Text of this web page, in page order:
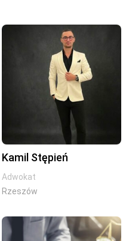
Kamil Stępień
Adwokat
Rzeszów